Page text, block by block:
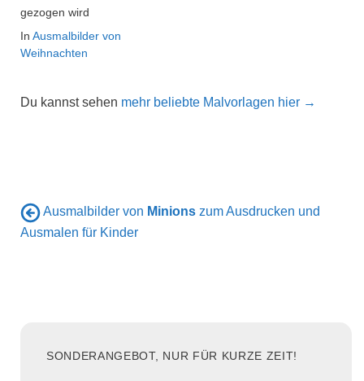
gezogen wird
In Ausmalbilder von
Weihnachten
Du kannst sehen mehr beliebte Malvorlagen hier →
Ausmalbilder von Minions zum Ausdrucken und
Ausmalen für Kinder
SONDERANGEBOT, NUR FÜR KURZE ZEIT!